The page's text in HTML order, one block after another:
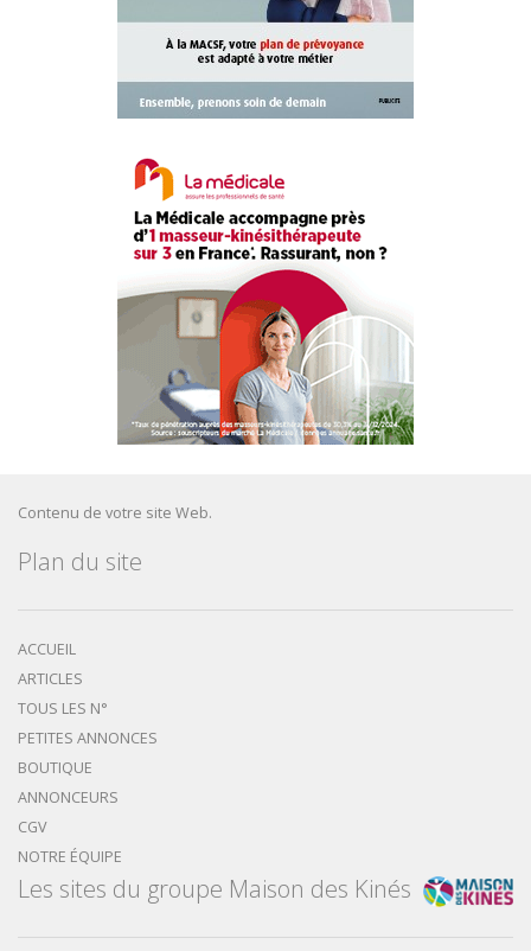
Contenu de votre site Web.
Plan du site
ACCUEIL
ARTICLES
TOUS LES N°
PETITES ANNONCES
BOUTIQUE
ANNONCEURS
CGV
NOTRE ÉQUIPE
Les sites du groupe Maison des Kinés